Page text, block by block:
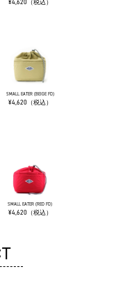
¥4,620（税込）
SMALL EATER (BEIGE FD)
¥4,620（税込）
SMALL EATER (RED FD)
¥4,620（税込）